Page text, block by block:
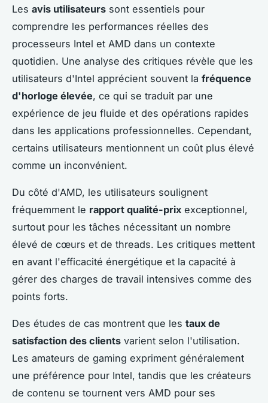
Les avis utilisateurs sont essentiels pour
comprendre les performances réelles des
processeurs Intel et AMD dans un contexte
quotidien. Une analyse des critiques révèle que les
utilisateurs d'Intel apprécient souvent la fréquence
d'horloge élevée, ce qui se traduit par une
expérience de jeu fluide et des opérations rapides
dans les applications professionnelles. Cependant,
certains utilisateurs mentionnent un coût plus élevé
comme un inconvénient.
Du côté d'AMD, les utilisateurs soulignent
fréquemment le rapport qualité-prix exceptionnel,
surtout pour les tâches nécessitant un nombre
élevé de cœurs et de threads. Les critiques mettent
en avant l'efficacité énergétique et la capacité à
gérer des charges de travail intensives comme des
points forts.
Des études de cas montrent que les taux de
satisfaction des clients varient selon l'utilisation.
Les amateurs de gaming expriment généralement
une préférence pour Intel, tandis que les créateurs
de contenu se tournent vers AMD pour ses